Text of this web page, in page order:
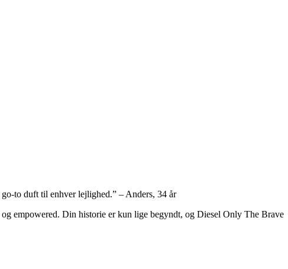
to duft til enhver lejlighed.” – Anders, 34 år
empowered. Din historie er kun lige begyndt, og Diesel Only The Brave